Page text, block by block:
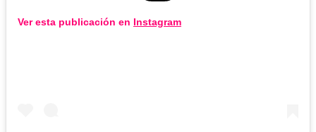
Ver esta publicación en Instagram